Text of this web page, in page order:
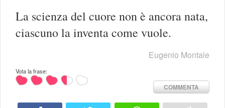
La scienza del cuore non è ancora nata,
ciascuno la inventa come vuole.
Eugenio Montale
Vota la frase:
COMMENTA